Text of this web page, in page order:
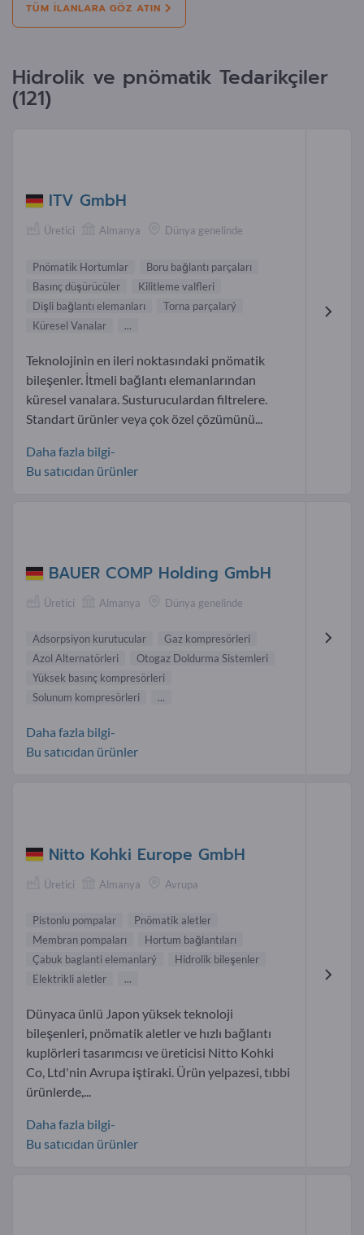
TÜM ILANLARA GÖZ ATIN
Hidrolik ve pnömatik Tedarikçiler
(121)
ITV GmbH
Üretici Almanya Dünya genelinde
Pnömatik Hortumlar
Boru bağlantı parçaları
Basınç düşürücüler
Kilitleme valfleri
Dişli bağlantı elemanları
Torna parçalarý
Küresel Vanalar
...
Teknolojinin en ileri noktasındaki pnömatik
bileşenler. İtmeli bağlantı elemanlarından
küresel vanalara. Susturuculardan filtrelere.
Standart ürünler veya çok özel çözümünü...
Daha fazla bilgi-
Bu satıcıdan ürünler
BAUER COMP Holding GmbH
Üretici Almanya Dünya genelinde
Adsorpsiyon kurutucular
Gaz kompresörleri
Azol Alternatörleri
Otogaz Doldurma Sistemleri
Yüksek basınç kompresörleri
Solunum kompresörleri
...
Daha fazla bilgi-
Bu satıcıdan ürünler
Nitto Kohki Europe GmbH
Üretici Almanya Avrupa
Pistonlu pompalar
Pnömatik aletler
Membran pompaları
Hortum bağlantıları
Çabuk baglanti elemanlarý
Hidrolik bileşenler
Elektrikli aletler
...
Dünyaca ünlü Japon yüksek teknoloji
bileşenleri, pnömatik aletler ve hızlı bağlantı
kuplörleri tasarımcısı ve üreticisi Nitto Kohki
Co, Ltd'nin Avrupa iştiraki. Ürün yelpazesi, tıbbi
ürünlerde,...
Daha fazla bilgi-
Bu satıcıdan ürünler